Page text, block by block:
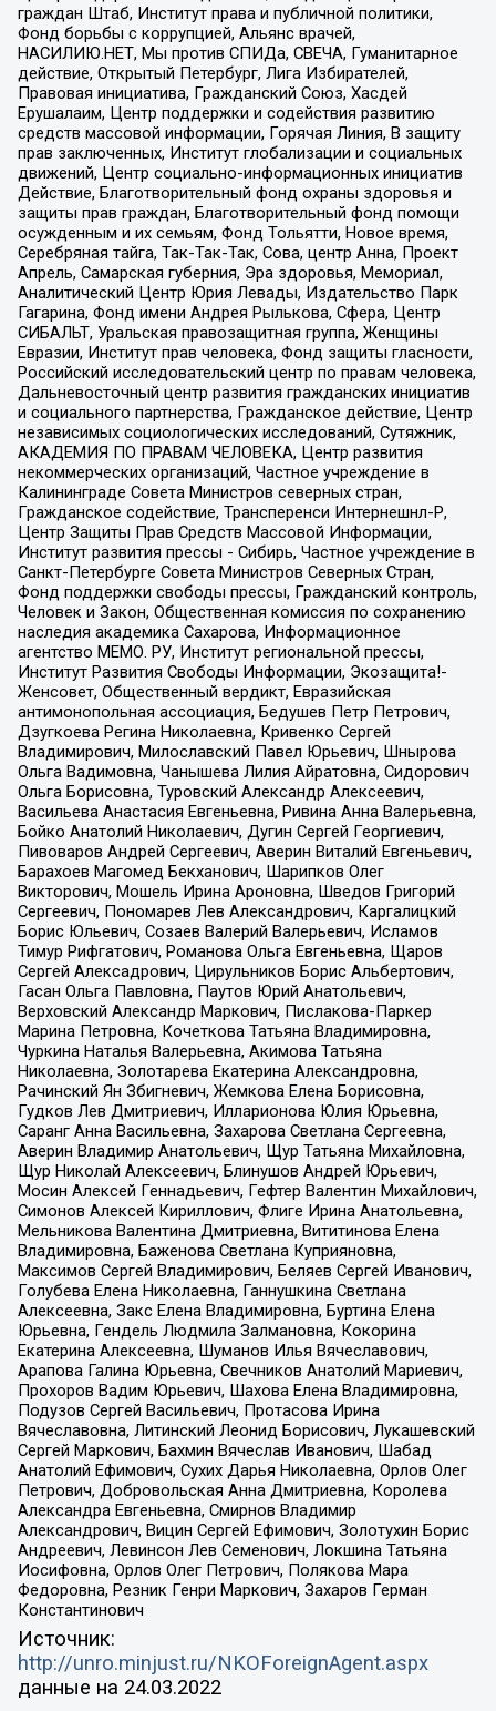
граждан Штаб, Институт права и публичной политики,
Фонд борьбы с коррупцией, Альянс врачей,
НАСИЛИЮ.НЕТ, Мы против СПИДа, СВЕЧА, Гуманитарное
действие, Открытый Петербург, Лига Избирателей,
Правовая инициатива, Гражданский Союз, Хасдей
Ерушалаим, Центр поддержки и содействия развитию
средств массовой информации, Горячая Линия, В защиту
прав заключенных, Институт глобализации и социальных
движений, Центр социально-информационных инициатив
Действие, Благотворительный фонд охраны здоровья и
защиты прав граждан, Благотворительный фонд помощи
осужденным и их семьям, Фонд Тольятти, Новое время,
Серебряная тайга, Так-Так-Так, Сова, центр Анна, Проект
Апрель, Самарская губерния, Эра здоровья, Мемориал,
Аналитический Центр Юрия Левады, Издательство Парк
Гагарина, Фонд имени Андрея Рылькова, Сфера, Центр
СИБАЛЬТ, Уральская правозащитная группа, Женщины
Евразии, Институт прав человека, Фонд защиты гласности,
Российский исследовательский центр по правам человека,
Дальневосточный центр развития гражданских инициатив
и социального партнерства, Гражданское действие, Центр
независимых социологических исследований, Сутяжник,
АКАДЕМИЯ ПО ПРАВАМ ЧЕЛОВЕКА, Центр развития
некоммерческих организаций, Частное учреждение в
Калининграде Совета Министров северных стран,
Гражданское содействие, Трансперенси Интернешнл-Р,
Центр Защиты Прав Средств Массовой Информации,
Институт развития прессы - Сибирь, Частное учреждение в
Санкт-Петербурге Совета Министров Северных Стран,
Фонд поддержки свободы прессы, Гражданский контроль,
Человек и Закон, Общественная комиссия по сохранению
наследия академика Сахарова, Информационное
агентство МЕМО. РУ, Институт региональной прессы,
Институт Развития Свободы Информации, Экозащита!-
Женсовет, Общественный вердикт, Евразийская
антимонопольная ассоциация, Бедушев Петр Петрович,
Дзугкоева Регина Николаевна, Кривенко Сергей
Владимирович, Милославский Павел Юрьевич, Шнырова
Ольга Вадимовна, Чанышева Лилия Айратовна, Сидорович
Ольга Борисовна, Туровский Александр Алексеевич,
Васильева Анастасия Евгеньевна, Ривина Анна Валерьевна,
Бойко Анатолий Николаевич, Дугин Сергей Георгиевич,
Пивоваров Андрей Сергеевич, Аверин Виталий Евгеньевич,
Барахоев Магомед Бекханович, Шарипков Олег
Викторович, Мошель Ирина Ароновна, Шведов Григорий
Сергеевич, Пономарев Лев Александрович, Каргалицкий
Борис Юльевич, Созаев Валерий Валерьевич, Исламов
Тимур Рифгатович, Романова Ольга Евгеньевна, Щаров
Сергей Алексадрович, Цирульников Борис Альбертович,
Гасан Ольга Павловна, Паутов Юрий Анатольевич,
Верховский Александр Маркович, Пислакова-Паркер
Марина Петровна, Кочеткова Татьяна Владимировна,
Чуркина Наталья Валерьевна, Акимова Татьяна
Николаевна, Золотарева Екатерина Александровна,
Рачинский Ян Збигневич, Жемкова Елена Борисовна,
Гудков Лев Дмитриевич, Илларионова Юлия Юрьевна,
Саранг Анна Васильевна, Захарова Светлана Сергеевна,
Аверин Владимир Анатольевич, Щур Татьяна Михайловна,
Щур Николай Алексеевич, Блинушов Андрей Юрьевич,
Мосин Алексей Геннадьевич, Гефтер Валентин Михайлович,
Симонов Алексей Кириллович, Флиге Ирина Анатольевна,
Мельникова Валентина Дмитриевна, Вититинова Елена
Владимировна, Баженова Светлана Куприяновна,
Максимов Сергей Владимирович, Беляев Сергей Иванович,
Голубева Елена Николаевна, Ганнушкина Светлана
Алексеевна, Закс Елена Владимировна, Буртина Елена
Юрьевна, Гендель Людмила Залмановна, Кокорина
Екатерина Алексеевна, Шуманов Илья Вячеславович,
Арапова Галина Юрьевна, Свечников Анатолий Мариевич,
Прохоров Вадим Юрьевич, Шахова Елена Владимировна,
Подузов Сергей Васильевич, Протасова Ирина
Вячеславовна, Литинский Леонид Борисович, Лукашевский
Сергей Маркович, Бахмин Вячеслав Иванович, Шабад
Анатолий Ефимович, Сухих Дарья Николаевна, Орлов Олег
Петрович, Добровольская Анна Дмитриевна, Королева
Александра Евгеньевна, Смирнов Владимир
Александрович, Вицин Сергей Ефимович, Золотухин Борис
Андреевич, Левинсон Лев Семенович, Локшина Татьяна
Иосифовна, Орлов Олег Петрович, Полякова Мара
Федоровна, Резник Генри Маркович, Захаров Герман
Константинович
Источник:
http://unro.minjust.ru/NKOForeignAgent.aspx
данные на 24.03.2022